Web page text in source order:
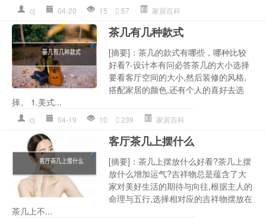
cj 04-20 15 57 家居百科
茶几有几种款式
[摘要]：茶几的款式有哪些，哪种比较
好看?-设计本有问必答茶几的大小选择
要看客厅空间的大小,然后装修的风格,
搭配家居的颜色,还有个人的喜好去选
择。 1.美式...
cj 04-19 10 239 家居百科
客厅茶几上摆什么
[摘要]：茶几上摆放什么好看?茶几上摆
放什么增加运气?吉祥物总是蕴含了大
家对美好生活的期待与向往,根据主人的
命理与五行,选择相对应的吉祥物摆放在
茶几上不...